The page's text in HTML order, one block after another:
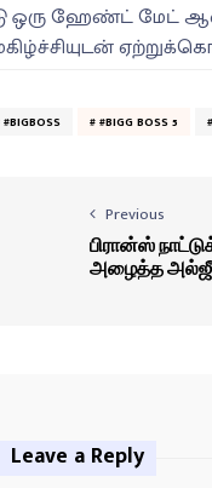
ஹேண்ட் மேட்
#BIGBOSS #BIGG BOSS 5
Previous
பிரான்ஸ்
அழைத்த
Leave a Reply